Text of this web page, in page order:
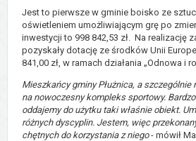
Jest to pierwsze w gminie boisko ze
oświetleniem umożliwiającym grę po
inwestycji to 998 842,53 zł. Na realizację
pozyskały dotację ze środków Unii
841,00 zł, w ramach działania „Odnowa i
Mieszkańcy gminy Płużnica, a szczególnie
na nowoczesny kompleks sportowy.
oddajemy do użytku taki właśnie obiekt.
różnych dyscyplin. Jestem, więc
chętnych do korzystania z niego- mówił